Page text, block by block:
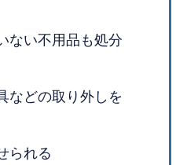
ない不用品も処分
などの取り外しを
られる